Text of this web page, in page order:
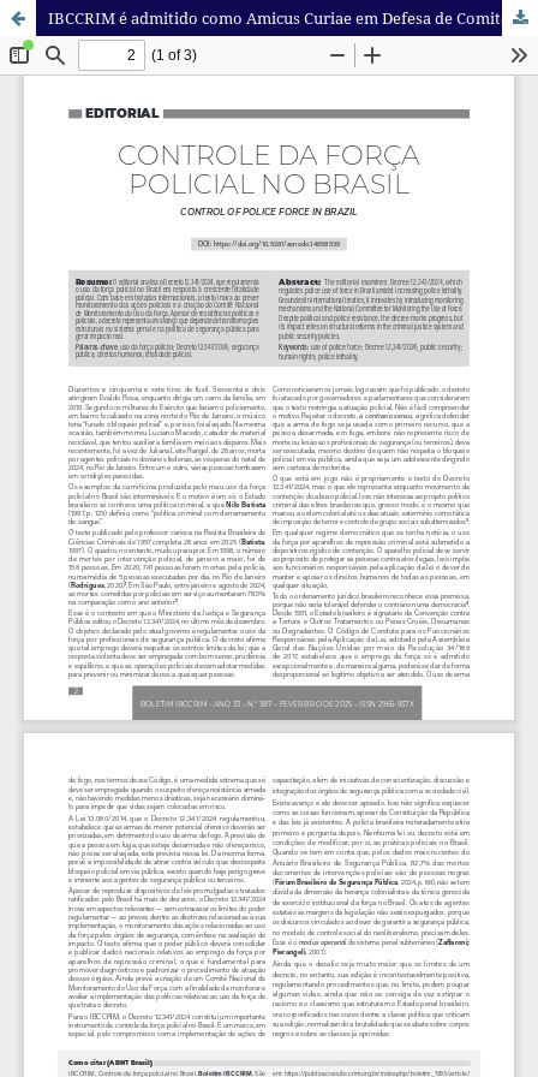
IBCCRIM é admitido como Amicus Curiae em Defesa de Comitês de Combate à Tortura